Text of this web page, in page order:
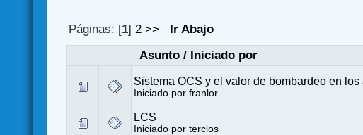
Páginas: [1] 2 >>
Ir Abajo
Asunto/ Iniciado por
Sistema OCS y el valor de bombardeo en los
Iniciado porfranlor
LCS
Iniciado portercios